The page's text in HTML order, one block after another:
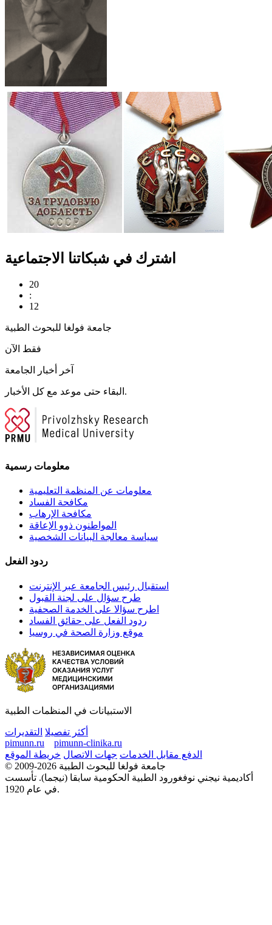
اشترك في شبكاتنا الاجتماعية
20
:
12
جامعة فولغا للبحوث الطبية
فقط الآن
آخر أخبار الجامعة
البقاء حتى موعد مع كل الأخبار.
معلومات رسمية
معلومات عن المنظمة التعليمية
مكافحة الفساد
مكافحة الإرهاب
المواطنون ذوو الإعاقة
سياسة معالجة البيانات الشخصية
ردود الفعل
استقبال رئيس الجامعة عبر الإنترنت
طرح سؤال على لجنة القبول
اطرح سؤالا على الخدمة الصحفية
ردود الفعل على حقائق الفساد
موقع وزارة الصحة في روسيا
الاستبيانات في المنظمات الطبية
أكثر تفصيلا التقديرات
pimunn.ru
pimunn-clinika.ru
الدفع مقابل الخدمات جهات الاتصال خريطة الموقع
© 2009-2026 جامعة فولغا للبحوث الطبية
أكاديمية نيجني نوفغورود الطبية الحكومية سابقا (نيجما). تأسست
في عام 1920.